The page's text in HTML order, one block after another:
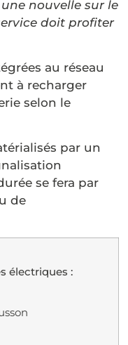
nouvelle sur le
doit profiter
au réseau
à recharger
selon le
par un
se fera par
de
électriques :